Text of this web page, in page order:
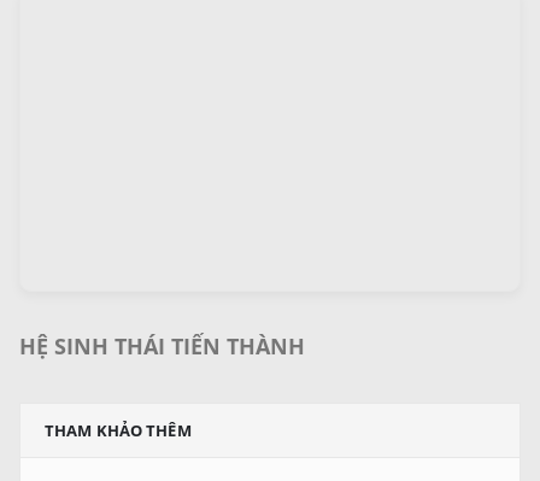
HỆ SINH THÁI TIẾN THÀNH
THAM KHẢO THÊM